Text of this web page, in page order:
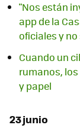
"Nos están
app de la
oficiales y
Cuando un
rumanos,
y papel
23 junio